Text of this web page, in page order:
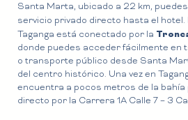
Santa Marta, ubicado a 22 km,
servicio privado directo hasta el hotel.
Taganga está conectado por la
donde puedes acceder fácilmente en
o transporte público desde Santa
del centro histórico. Una vez en
encuentra a pocos metros de la
directo por la Carrera 1A Calle 7 – 3